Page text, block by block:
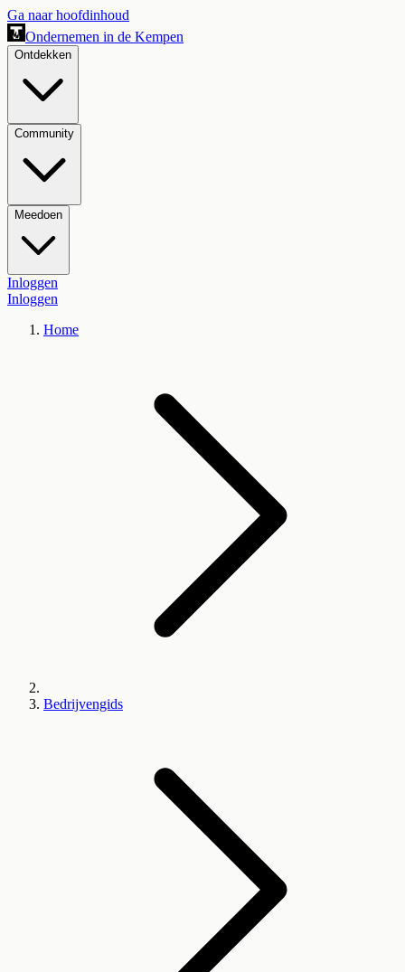
Ga naar hoofdinhoud
Ondernemen in de Kempen
Ontdekken
Community
Meedoen
Inloggen
Inloggen
Home
Bedrijvengids